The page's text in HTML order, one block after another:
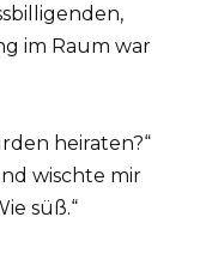
im Raum war
heiraten?“
wischte mir
süß.“